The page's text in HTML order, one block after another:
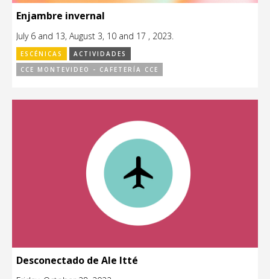
Enjambre invernal
July 6 and 13, August 3, 10 and 17 , 2023.
ESCÉNICAS
ACTIVIDADES
CCE MONTEVIDEO - CAFETERÍA CCE
Desconectado de Ale Itté